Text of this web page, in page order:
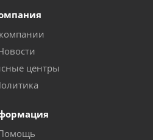
центры